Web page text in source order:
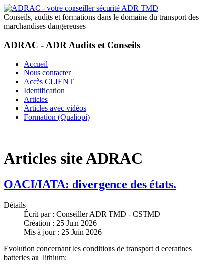
Conseils, audits et formations dans le domaine du transport des
marchandises dangereuses
ADRAC - ADR Audits et Conseils
Accueil
Nous contacter
Accès CLIENT
Identification
Articles
Articles avec vidéos
Formation (Qualiopi)
Articles site ADRAC
OACI/IATA: divergence des états.
Détails
Écrit par : Conseiller ADR TMD - CSTMD
Création : 25 Juin 2026
Mis à jour : 25 Juin 2026
Evolution concernant les conditions de transport d eceratines
batteries au lithium: